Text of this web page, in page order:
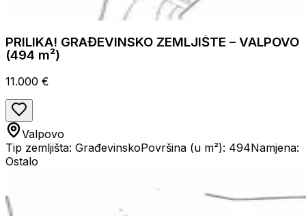
PRILIKA! GRAĐEVINSKO ZEMLJIŠTE – VALPOVO
(494 m²)
11.000 €
Valpovo
Tip zemljišta: GrađevinskoPovršina (u m²): 494Namjena:
Ostalo